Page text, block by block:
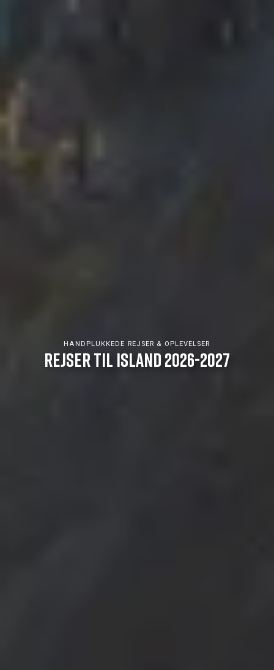
HANDPLUKKEDE REJSER & OPLEVELSER
REJSER TIL ISLAND 2026-2027